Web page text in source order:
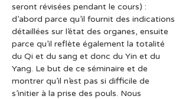
seront révisées pendant le cours) :
d’abord parce qu’il fournit des indications
détaillées sur l’état des organes, ensuite
parce qu’il reflète également la totalité
du Qi et du sang et donc du Yin et du
Yang. Le but de ce séminaire et de
montrer qu’il n’est pas si difficile de
s’initier à la prise des pouls. Nous